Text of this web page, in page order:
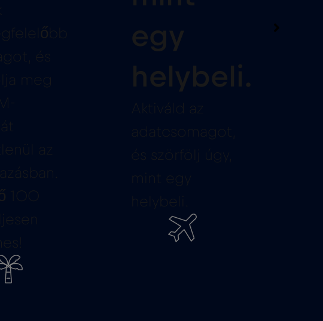
és
meg
az
100
egy
helybeli.
Aktiváld az
adatcsomagot,
és szörfölj úgy,
mint egy